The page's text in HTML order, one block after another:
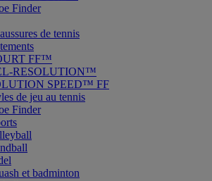
Finder
de tennis
FF™
RESOLUTION™
SPEED™ FF
de jeu au tennis
Finder
et badminton